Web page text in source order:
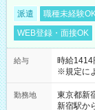
派遣 職種未経験
WEB登録・面接OK
給与
時給
※規定に
勤務地
東京都新
新宿駅か